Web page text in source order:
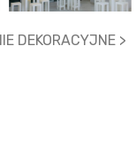
DEKORACYJNE >